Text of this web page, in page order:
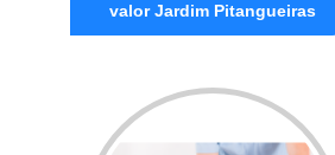
valor Jardim Pitangueiras